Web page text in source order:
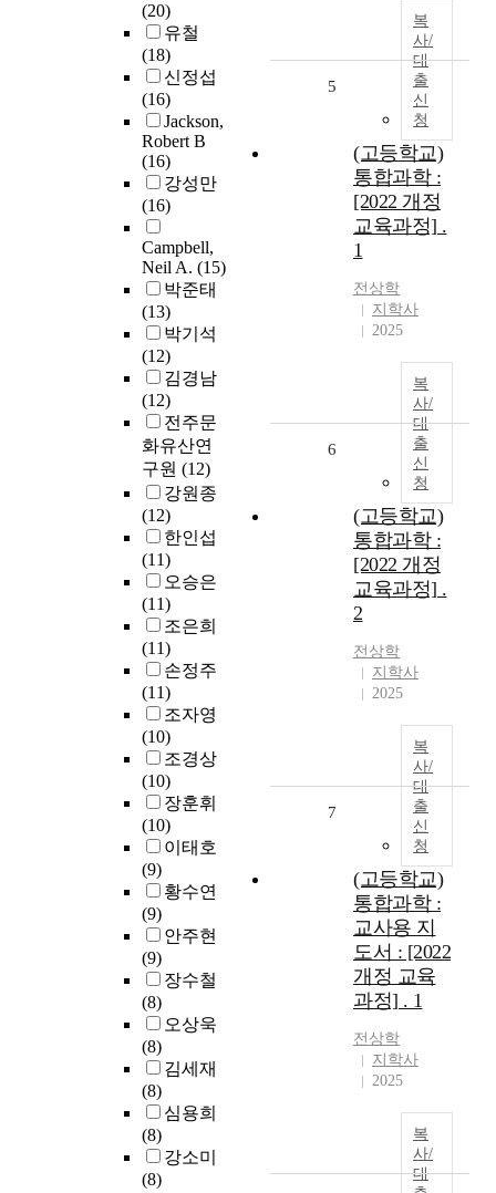
(20)
유철
(18)
신정섭
(16)
Jackson,
Robert B
(16)
강성만
(16)
Campbell,
Neil A. (15)
박준태
(13)
박기석
(12)
김경남
(12)
전주문
화유산연
구원 (12)
강원종
(12)
한인섭
(11)
오승은
(11)
조은희
(11)
손정주
(11)
조자영
(10)
조경상
(10)
장훈휘
(10)
이태호
(9)
황수연
(9)
안주현
(9)
장수철
(8)
오상욱
(8)
김세재
(8)
심용희
(8)
강소미
(8)
복
사/
대
출
신
청
5
(고등학교)
통합과학 :
[2022 개정
교육과정] .
1
전상학
지학사
2025
복
사/
대
출
신
청
6
(고등학교)
통합과학 :
[2022 개정
교육과정] .
2
전상학
지학사
2025
복
사/
대
출
신
청
7
(고등학교)
통합과학 :
교사용 지
도서 : [2022
개정 교육
과정] . 1
전상학
지학사
2025
복
사/
대